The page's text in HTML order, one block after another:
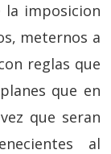
la imposicion
meternos a
reglas que
que en
que seran
al